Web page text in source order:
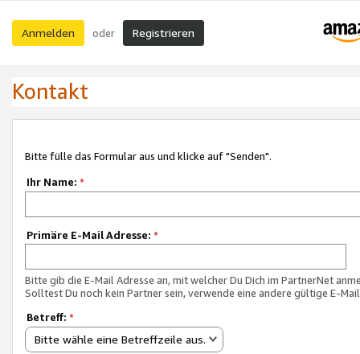
Anmelden oder Registrieren
Kontakt
Bitte fülle das Formular aus und klicke auf "Senden".
Ihr Name: *
Primäre E-Mail Adresse: *
Bitte gib die E-Mail Adresse an, mit welcher Du Dich im PartnerNet
Solltest Du noch kein Partner sein, verwende eine andere gültige E-
Betreff: *
Bitte wähle eine Betreffzeile aus.